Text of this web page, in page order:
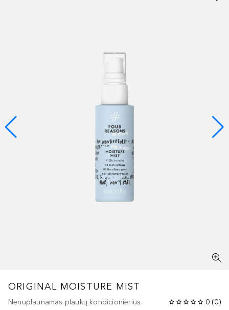
ORIGINAL MOISTURE MIST
Nenuplaunamas plaukų kondicionierius 0 (0)